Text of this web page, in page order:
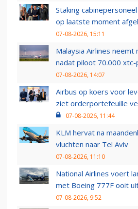
Staking
op laatste moment
07-08-2026, 15:11
Malaysia Airlines neemt
nadat piloot 70.000 xtc-
07-08-2026, 14:07
Airbus op koers voor
ziet orderportefeuille
07-08-2026, 11:44
KLM hervat na
vluchten naar Tel Aviv
07-08-2026, 11:10
National Airlines voert
met Boeing 777F ooit
07-08-2026, 9:52